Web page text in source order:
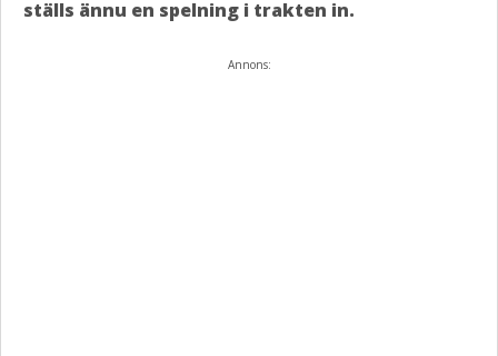
ställs ännu en spelning i trakten in.
Annons: